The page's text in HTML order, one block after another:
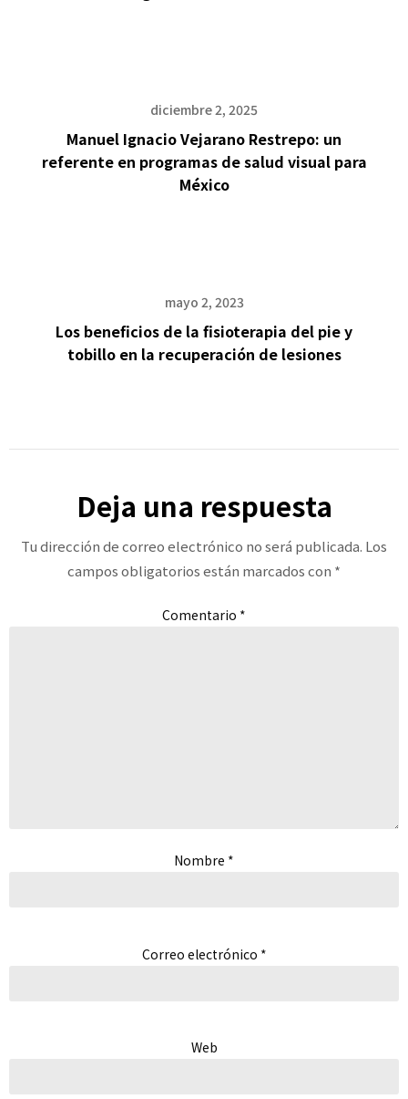
diciembre 2, 2025
Manuel Ignacio Vejarano Restrepo: un
referente en programas de salud visual para
México
mayo 2, 2023
Los beneficios de la fisioterapia del pie y
tobillo en la recuperación de lesiones
Deja una respuesta
Tu dirección de correo electrónico no será publicada. Los
campos obligatorios están marcados con *
Comentario *
Nombre *
Correo electrónico *
Web